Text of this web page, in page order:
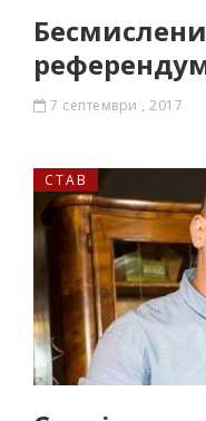
7 септември , 2017
СТАВ